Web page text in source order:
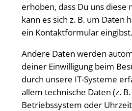
erho­ben, dass Du uns die­se
kann es sich z. B. um Daten
ein Kon­takt­for­mu­lar eingibst.
Ande­re Daten wer­den
dei­ner Ein­wil­li­gung beim
durch unse­re IT-Sys­te­me
allem tech­ni­sche Daten (z.
Betriebs­sys­tem oder